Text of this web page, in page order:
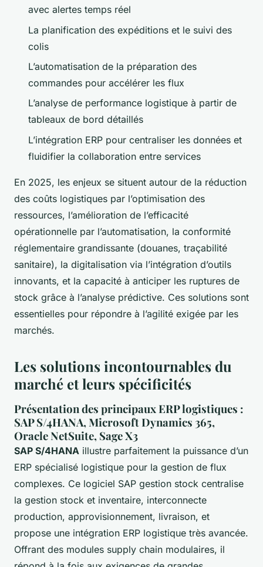
avec alertes temps réel
La planification des expéditions et le suivi des
colis
L’automatisation de la préparation des
commandes pour accélérer les flux
L’analyse de performance logistique à partir de
tableaux de bord détaillés
L’intégration ERP pour centraliser les données et
fluidifier la collaboration entre services
En 2025, les enjeux se situent autour de la réduction
des coûts logistiques par l’optimisation des
ressources, l’amélioration de l’efficacité
opérationnelle par l’automatisation, la conformité
réglementaire grandissante (douanes, traçabilité
sanitaire), la digitalisation via l’intégration d’outils
innovants, et la capacité à anticiper les ruptures de
stock grâce à l’analyse prédictive. Ces solutions sont
essentielles pour répondre à l’agilité exigée par les
marchés.
Les solutions incontournables du
marché et leurs spécificités
Présentation des principaux ERP logistiques :
SAP S/4HANA, Microsoft Dynamics 365,
Oracle NetSuite, Sage X3
SAP S/4HANA illustre parfaitement la puissance d’un
ERP spécialisé logistique pour la gestion de flux
complexes. Ce logiciel SAP gestion stock centralise
la gestion stock et inventaire, interconnecte
production, approvisionnement, livraison, et
propose une intégration ERP logistique très avancée.
Offrant des modules supply chain modulaires, il